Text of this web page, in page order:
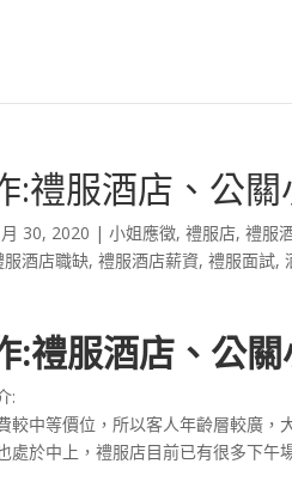
:禮服酒店、公
30, 2020 |小姐應徵,禮服店,禮服
服酒店職缺,禮服酒店薪資,禮服面試,
:禮服酒店、公
:
較中等價位，所以客人年齡層較廣，
處於中上，禮服店目前已有很多下午